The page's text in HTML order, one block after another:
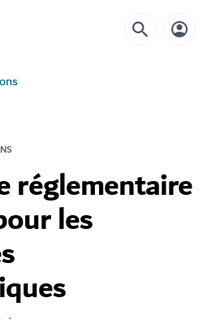
réglementaire
les